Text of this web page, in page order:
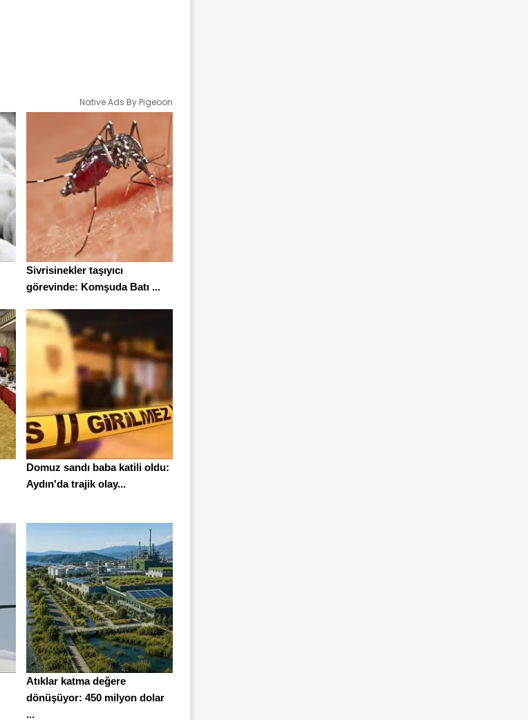
Native Ads By Pigeoon
Sivrisinekler taşıyıcı
görevinde: Komşuda Batı ...
Domuz sandı baba katili oldu:
Aydın'da trajik olay...
Atıklar katma değere
dönüşüyor: 450 milyon dolar
...